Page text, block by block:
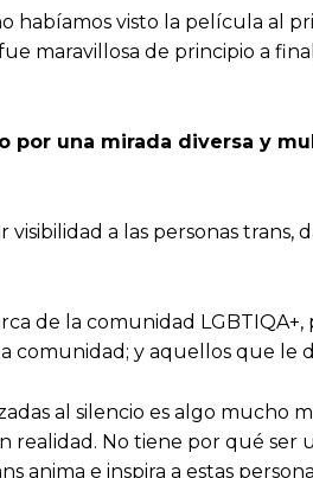
habíamos visto la película al
maravillosa de principio a
por una mirada diversa y
a las personas
de la comunidad
comunidad; y aquellos que
al silencio es algo
realidad. No tiene por qué
anima e inspira a estas